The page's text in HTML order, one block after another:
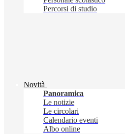
Percorsi di studio
Novità
Panoramica
Le notizie
Le circolari
Calendario eventi
Albo online